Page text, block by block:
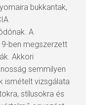
bukkantak,
A
ben megszerzett
Akkori
semmilyen
ismételt vizsgálata
stílusokra és